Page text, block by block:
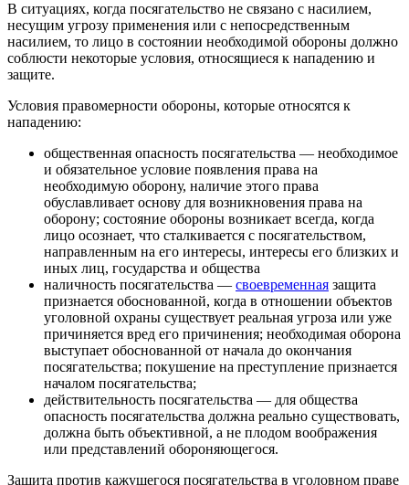
В ситуациях, когда посягательство не связано с насилием,
несущим угрозу применения или с непосредственным
насилием, то лицо в состоянии необходимой обороны должно
соблюсти некоторые условия, относящиеся к нападению и
защите.
Условия правомерности обороны, которые относятся к
нападению:
общественная опасность посягательства — необходимое
и обязательное условие появления права на
необходимую оборону, наличие этого права
обуславливает основу для возникновения права на
оборону; состояние обороны возникает всегда, когда
лицо осознает, что сталкивается с посягательством,
направленным на его интересы, интересы его близких и
иных лиц, государства и общества
наличность посягательства — своевременная защита
признается обоснованной, когда в отношении объектов
уголовной охраны существует реальная угроза или уже
причиняется вред его причинения; необходимая оборона
выступает обоснованной от начала до окончания
посягательства; покушение на преступление признается
началом посягательства;
действительность посягательства — для общества
опасность посягательства должна реально существовать,
должна быть объективной, а не плодом воображения
или представлений обороняющегося.
Защита против кажущегося посягательства в уголовном праве